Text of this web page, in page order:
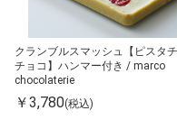
クランブルスマッシュ【ピスタ
チョコ】ハンマー付き / marco
chocolaterie
￥3,780(税込)